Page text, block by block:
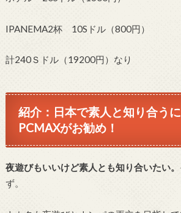
IPANEMA2杯 10Sドル（800円）
計240Ｓドル（19200円）なり
紹介：日本で素人と知り合う
PCMAXがお勧め！
夜遊びもいいけど素人とも知り合いたい。
ず。